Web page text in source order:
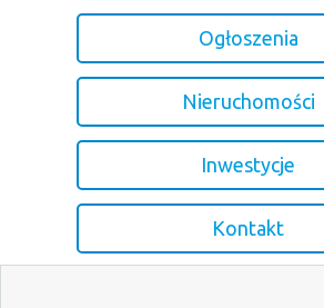
Ogłoszenia
Nieruchomości
Inwestycje
Kontakt